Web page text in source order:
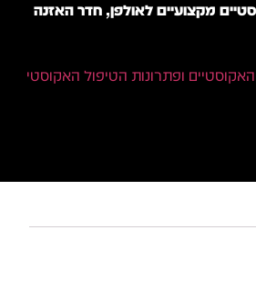
מקצועיים לאולפן, חדר האזנה
ופתרונות הטיפול האקוסטי